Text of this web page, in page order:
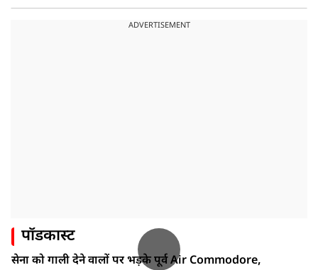
ADVERTISEMENT
पॉडकास्ट
सेना को गाली देने वालों पर भड़के पूर्व Air Commodore,